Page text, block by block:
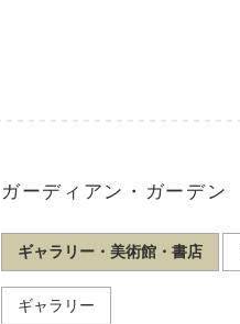
ガーディアン・ガーデン
ギャラリー・美術館・書店
ギャラリー